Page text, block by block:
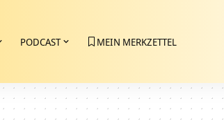
PODCAST MEIN MERKZETTEL